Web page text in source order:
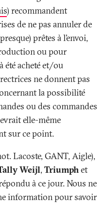
) recommandent
de ne pas annuler de
prêtes à l’envoi,
ou pour
été acheté et/ou
ne donnent pas
la possibilité
ou des commandes
elle-même
sur ce point.
Lacoste, GANT, Aigle),
Weijl, Triumphet
à ce jour. Nous ne
information pour savoir